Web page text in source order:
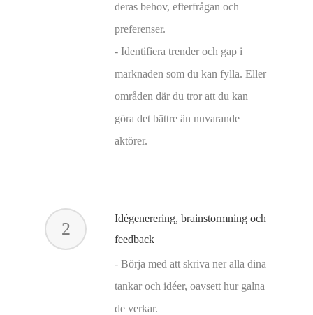
deras behov, efterfrågan och
preferenser.
- Identifiera trender och gap i
marknaden som du kan fylla. Eller
områden där du tror att du kan
göra det bättre än nuvarande
aktörer.
2
Idégenerering, brainstormning och
feedback
- Börja med att skriva ner alla dina
tankar och idéer, oavsett hur galna
de verkar.